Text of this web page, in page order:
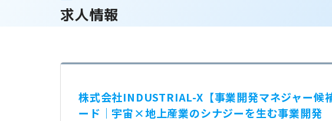
求人情報
株式会社INDUSTRIAL-X【事業開発マネジャー候
ード｜宇宙×地上産業のシナジーを生む事業開発